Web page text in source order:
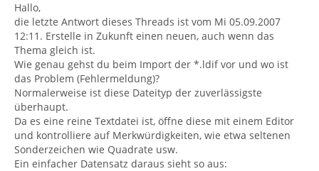
Hallo,
die letzte Antwort dieses Threads ist vom Mi 05.09.2007
12:11. Erstelle in Zukunft einen neuen, auch wenn das
Thema gleich ist.
Wie genau gehst du beim Import der *.ldif vor und wo ist
das Problem (Fehlermeldung)?
Normalerweise ist diese Dateityp der zuverlässigste
überhaupt.
Da es eine reine Textdatei ist, öffne diese mit einem Editor
und kontrolliere auf Merkwürdigkeiten, wie etwa seltenen
Sonderzeichen wie Quadrate usw.
Ein einfacher Datensatz daraus sieht so aus: